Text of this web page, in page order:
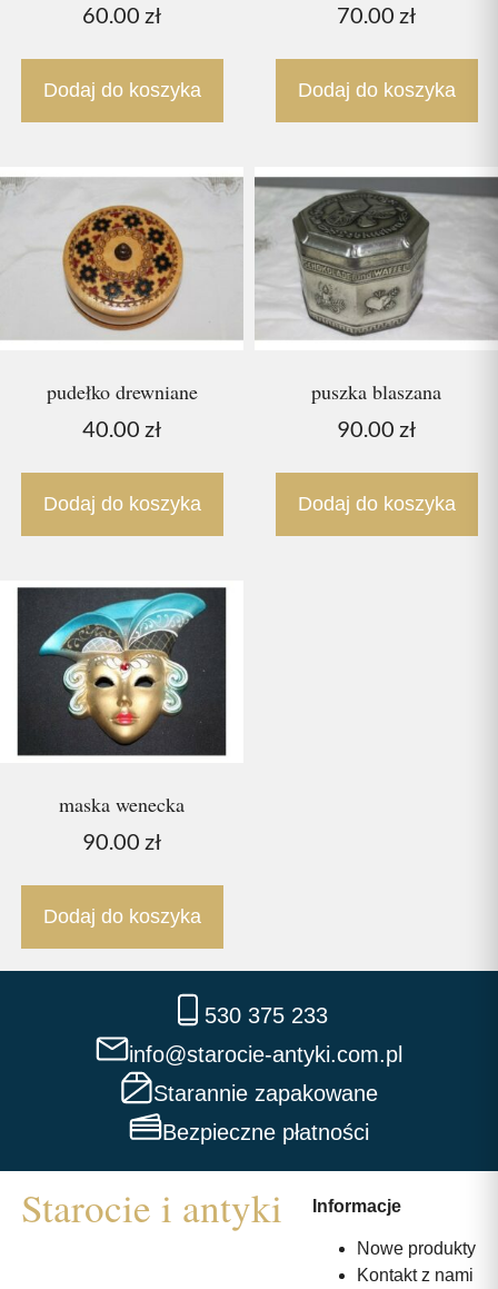
60.00 zł
Dodaj do koszyka
70.00 zł
Dodaj do koszyka
pudełko drewniane
40.00 zł
Dodaj do koszyka
puszka blaszana
90.00 zł
Dodaj do koszyka
maska wenecka
90.00 zł
Dodaj do koszyka
530 375 233
info@starocie-antyki.com.pl
Starannie zapakowane
Bezpieczne płatności
Informacje
Nowe produkty
Kontakt z nami